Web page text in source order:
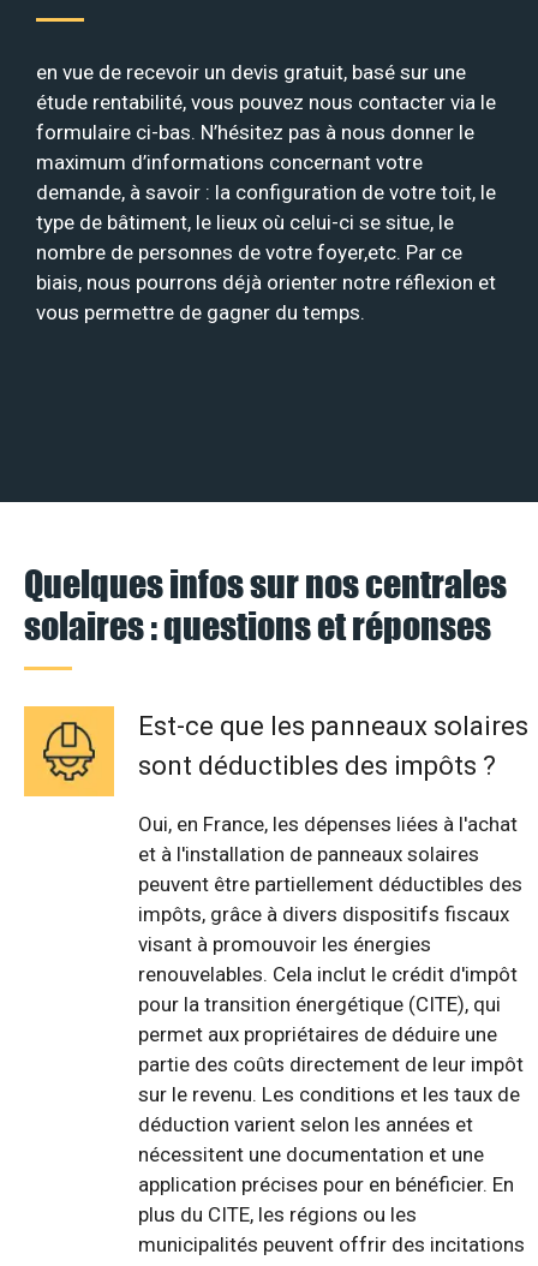
en vue de recevoir un devis gratuit, basé sur une
étude rentabilité, vous pouvez nous contacter via le
formulaire ci-bas. N’hésitez pas à nous donner le
maximum d’informations concernant votre
demande, à savoir : la configuration de votre toit, le
type de bâtiment, le lieux où celui-ci se situe, le
nombre de personnes de votre foyer,etc. Par ce
biais, nous pourrons déjà orienter notre réflexion et
vous permettre de gagner du temps.
Quelques infos sur nos centrales
solaires : questions et réponses
Est-ce que les panneaux solaires
sont déductibles des impôts ?
Oui, en France, les dépenses liées à l'achat
et à l'installation de panneaux solaires
peuvent être partiellement déductibles des
impôts, grâce à divers dispositifs fiscaux
visant à promouvoir les énergies
renouvelables. Cela inclut le crédit d'impôt
pour la transition énergétique (CITE), qui
permet aux propriétaires de déduire une
partie des coûts directement de leur impôt
sur le revenu. Les conditions et les taux de
déduction varient selon les années et
nécessitent une documentation et une
application précises pour en bénéficier. En
plus du CITE, les régions ou les
municipalités peuvent offrir des incitations